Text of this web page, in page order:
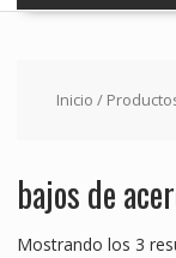
Inicio /
bajos de
Mostrando los 3